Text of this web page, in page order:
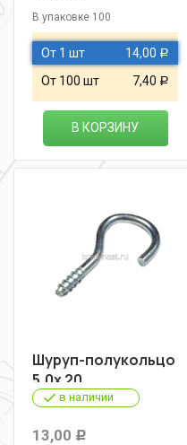
В упаковке 100
От 1 шт 14,00 Р
От 100 шт 7,40 Р
В КОРЗИНУ
Шуруп-полукольцо
5,0х 20
в наличии
13,00 Р